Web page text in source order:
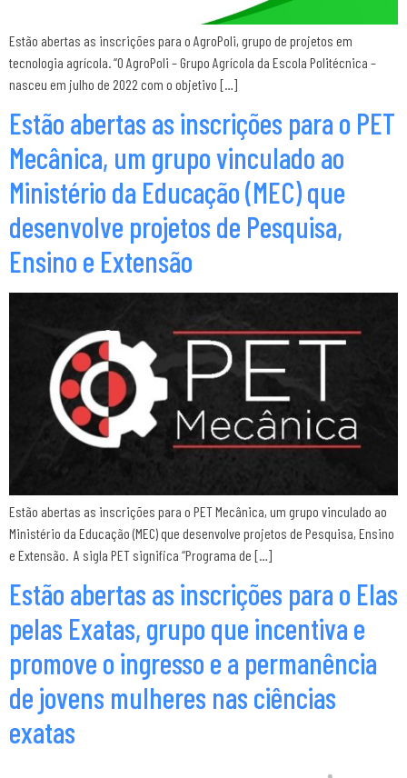
Estão abertas as inscrições para o AgroPoli, grupo de projetos em
tecnologia agrícola. “O AgroPoli – Grupo Agrícola da Escola Politécnica –
nasceu em julho de 2022 com o objetivo […]
Estão abertas as inscrições para o PET
Mecânica, um grupo vinculado ao
Ministério da Educação (MEC) que
desenvolve projetos de Pesquisa,
Ensino e Extensão
Estão abertas as inscrições para o PET Mecânica, um grupo vinculado ao
Ministério da Educação (MEC) que desenvolve projetos de Pesquisa, Ensino
e Extensão. A sigla PET significa “Programa de […]
Estão abertas as inscrições para o Elas
pelas Exatas, grupo que incentiva e
promove o ingresso e a permanência
de jovens mulheres nas ciências
exatas